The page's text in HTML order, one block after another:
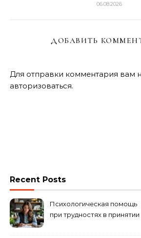
06.08.2026
ДОБАВИТЬ
Для отправки комментария вам
авторизоваться.
Recent Posts
Психологическая помощь
при трудностях в принятии